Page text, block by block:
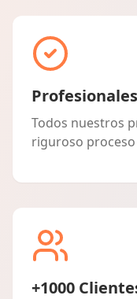
Todos nuestros
riguroso
+1000